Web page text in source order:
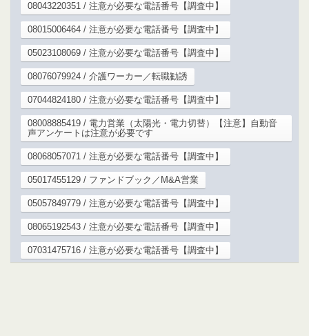
08043220351 / 注意が必要な電話番号【調査中】
08015006464 / 注意が必要な電話番号【調査中】
05023108069 / 注意が必要な電話番号【調査中】
08076079924 / 介護ワーカー／転職勧誘
07044824180 / 注意が必要な電話番号【調査中】
08008885419 / 電力営業（太陽光・電力切替）【注意】自動音
声アンケートは注意が必要です
08068057071 / 注意が必要な電話番号【調査中】
05017455129 / ファンドブック／M&A営業
05057849779 / 注意が必要な電話番号【調査中】
08065192543 / 注意が必要な電話番号【調査中】
07031475716 / 注意が必要な電話番号【調査中】